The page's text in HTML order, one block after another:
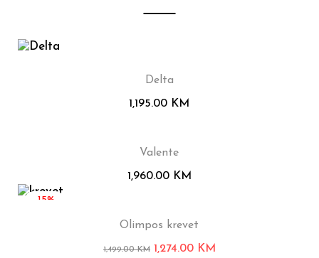
Delta
1,195.00 KM
Valente
1,960.00 KM
-15%
Olimpos krevet
1,499.00KM 1,274.00 KM